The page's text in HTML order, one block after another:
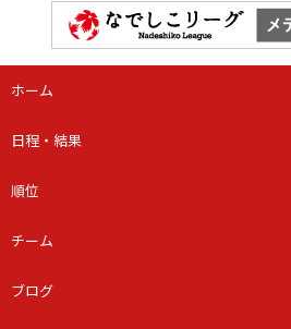
ホーム
日程・結果
順位
チーム
ブログ